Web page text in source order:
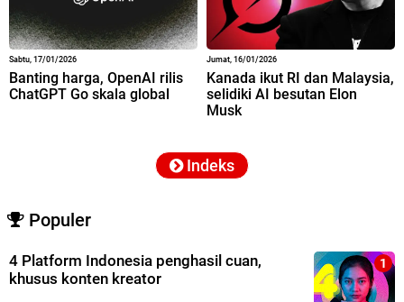
Sabtu, 17/01/2026
Banting harga, OpenAI rilis
ChatGPT Go skala global
Jumat, 16/01/2026
Kanada ikut RI dan Malaysia,
selidiki AI besutan Elon
Musk
Indeks
Populer
4 Platform Indonesia penghasil cuan,
khusus konten kreator